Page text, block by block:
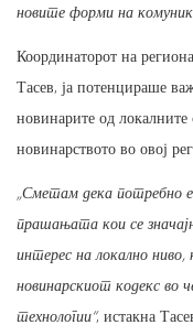
новите форми на
Координаторот на
Тасев, ја потенцираше
новинарите од локалните
новинарството во овој
„Сметам дека потребно
прашањата кои се
интерес на локално
новинарскиот кодекс во
технологии“, истакна